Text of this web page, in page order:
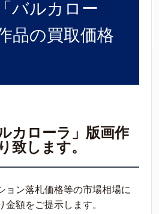
バルカロー
品の買取価格
カローラ」版画作
致します。
ョン落札価格等の市場相場に
額をご提示します。